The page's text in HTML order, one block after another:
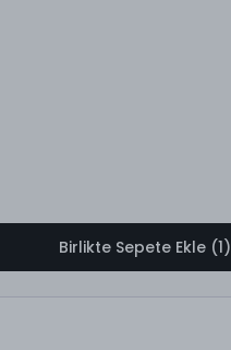
Birlikte Sepete Ekle (1)